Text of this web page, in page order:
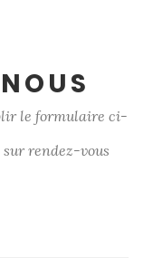
le formulaire ci-
rendez-vous